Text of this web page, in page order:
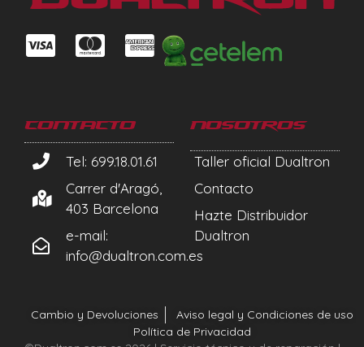
Contacto
Tel: 699.18.01.61
Carrer d'Aragó,
403 Barcelona
e-mail:
info@dualtron.com.es
Nosotros
Taller oficial Dualtron
Contacto
Hazte Distribuidor
Dualtron
Cambio y Devoluciones
Aviso legal y Condiciones de uso
Política de Privacidad